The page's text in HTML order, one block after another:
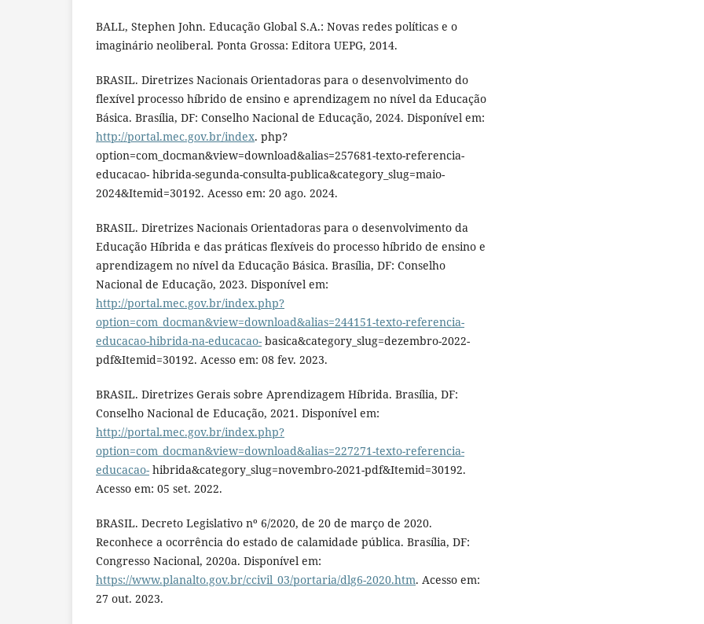
BALL, Stephen John. Educação Global S.A.: Novas redes políticas e o
imaginário neoliberal. Ponta Grossa: Editora UEPG, 2014.
BRASIL. Diretrizes Nacionais Orientadoras para o desenvolvimento do
flexível processo híbrido de ensino e aprendizagem no nível da Educação
Básica. Brasília, DF: Conselho Nacional de Educação, 2024. Disponível em:
http://portal.mec.gov.br/index. php?
option=com_docman&view=download&alias=257681-texto-referencia-
educacao- hibrida-segunda-consulta-publica&category_slug=maio-
2024&Itemid=30192. Acesso em: 20 ago. 2024.
BRASIL. Diretrizes Nacionais Orientadoras para o desenvolvimento da
Educação Híbrida e das práticas flexíveis do processo híbrido de ensino e
aprendizagem no nível da Educação Básica. Brasília, DF: Conselho
Nacional de Educação, 2023. Disponível em:
http://portal.mec.gov.br/index.php?
option=com_docman&view=download&alias=244151-texto-referencia-
educacao-hibrida-na-educacao- basica&category_slug=dezembro-2022-
pdf&Itemid=30192. Acesso em: 08 fev. 2023.
BRASIL. Diretrizes Gerais sobre Aprendizagem Híbrida. Brasília, DF:
Conselho Nacional de Educação, 2021. Disponível em:
http://portal.mec.gov.br/index.php?
option=com_docman&view=download&alias=227271-texto-referencia-
educacao- hibrida&category_slug=novembro-2021-pdf&Itemid=30192.
Acesso em: 05 set. 2022.
BRASIL. Decreto Legislativo nº 6/2020, de 20 de março de 2020.
Reconhece a ocorrência do estado de calamidade pública. Brasília, DF:
Congresso Nacional, 2020a. Disponível em:
https://www.planalto.gov.br/ccivil_03/portaria/dlg6-2020.htm. Acesso em:
27 out. 2023.